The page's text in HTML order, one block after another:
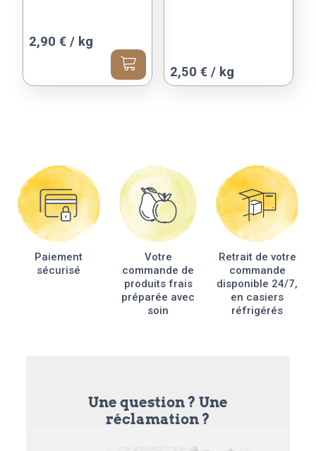
du
2,90 € / kg
2,50 € / kg
Ce
produit
options
peuvent
être
choisies
sur
page
du
produit
Paiement
sécurisé
Votre
commande de
produits frais
préparée avec
soin
Retrait de votre
commande
disponible 24/7,
en casiers
réfrigérés
Une question ? Une
réclamation ?